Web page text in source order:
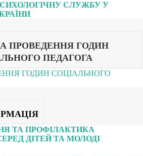
СЛУЖБУ У
ПРОВЕДЕННЯ ГОДИН
ПЕДАГОГА
ГОДИН СОЦІАЛЬНОГО
ТА ПРОФІЛАКТИКА
ДІТЕЙ ТА МОЛОДІ